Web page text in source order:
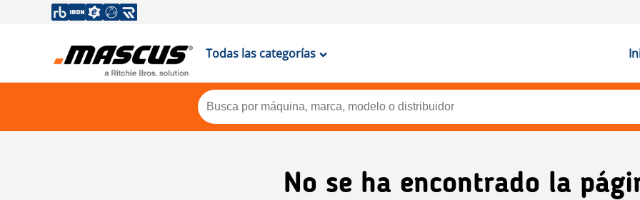
Todas las categorías
No se ha encontrado la